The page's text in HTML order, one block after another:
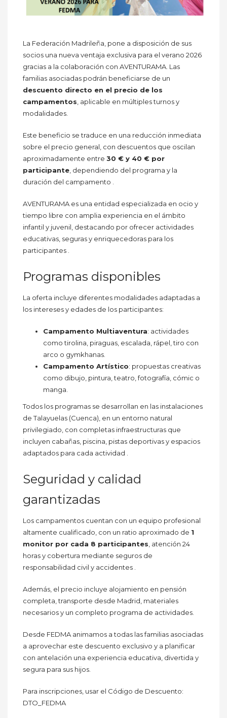
La Federación Madrileña, pone a disposición de sus
socios una nueva ventaja exclusiva para el verano 2026
gracias a la colaboración con AVENTURAMA. Las
familias asociadas podrán beneficiarse de un
descuento directo en el precio de los
campamentos , aplicable en múltiples turnos y
modalidades.
Este beneficio se traduce en una reducción inmediata
sobre el precio general, con descuentos que oscilan
aproximadamente entre 30 € y 40 € por
participante , dependiendo del programa y la
duración del campamento .
AVENTURAMA es una entidad especializada en ocio y
tiempo libre con amplia experiencia en el ámbito
infantil y juvenil, destacando por ofrecer actividades
educativas, seguras y enriquecedoras para los
participantes .
Programas disponibles
La oferta incluye diferentes modalidades adaptadas a
los intereses y edades de los participantes:
Campamento Multiaventura: actividades
como tirolina, piraguas, escalada, rápel, tiro con
arco o gymkhanas.
Campamento Artístico: propuestas creativas
como dibujo, pintura, teatro, fotografía, cómic o
manga.
Todos los programas se desarrollan en las instalaciones
de Talayuelas (Cuenca), en un entorno natural
privilegiado, con completas infraestructuras que
incluyen cabañas, piscina, pistas deportivas y espacios
adaptados para cada actividad .
Seguridad y calidad
garantizadas
Los campamentos cuentan con un equipo profesional
altamente cualificado, con un ratio aproximado de 1
monitor por cada 8 participantes , atención 24
horas y cobertura mediante seguros de
responsabilidad civil y accidentes .
Además, el precio incluye alojamiento en pensión
completa, transporte desde Madrid, materiales
necesarios y un completo programa de actividades.
Desde FEDMA animamos a todas las familias asociadas
a aprovechar este descuento exclusivo y a planificar
con antelación una experiencia educativa, divertida y
segura para sus hijos.
Para inscripciones, usar el Código de Descuento:
DTO_FEDMA